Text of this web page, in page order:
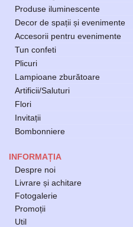
Produse iluminescente
Decor de spații și evenimente
Accesorii pentru evenimente
Tun confeti
Plicuri
Lampioane zburătoare
Artificii/Saluturi
Flori
Invitații
Bombonniere
INFORMAȚIA
Despre noi
Livrare și achitare
Fotogalerie
Promoții
Util